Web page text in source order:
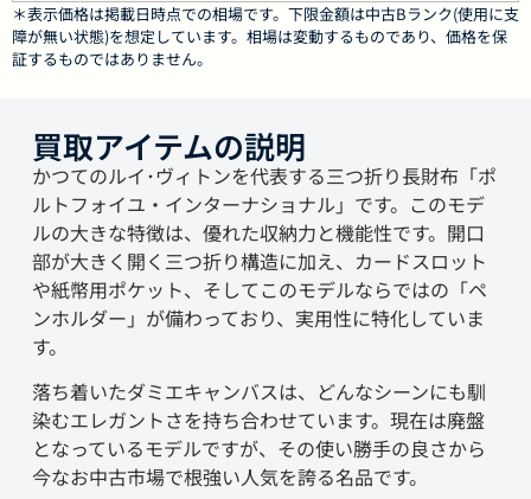
＊表示価格は掲載日時点での相場です。下限金額は中古Bランク(使用に支
障が無い状態)を想定しています。相場は変動するものであり、価格を保
証するものではありません。
買取アイテムの説明
かつてのルイ･ヴィトンを代表する三つ折り長財布「ポ
ルトフォイユ・インターナショナル」です。このモデ
ルの大きな特徴は、優れた収納力と機能性です。開口
部が大きく開く三つ折り構造に加え、カードスロット
や紙幣用ポケット、そしてこのモデルならではの「ペ
ンホルダー」が備わっており、実用性に特化していま
す。
落ち着いたダミエキャンバスは、どんなシーンにも馴
染むエレガントさを持ち合わせています。現在は廃盤
となっているモデルですが、その使い勝手の良さから
今なお中古市場で根強い人気を誇る名品です。